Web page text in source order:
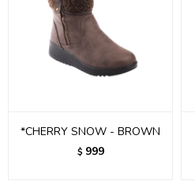
*CHERRY SNOW - BROWN
$ 999